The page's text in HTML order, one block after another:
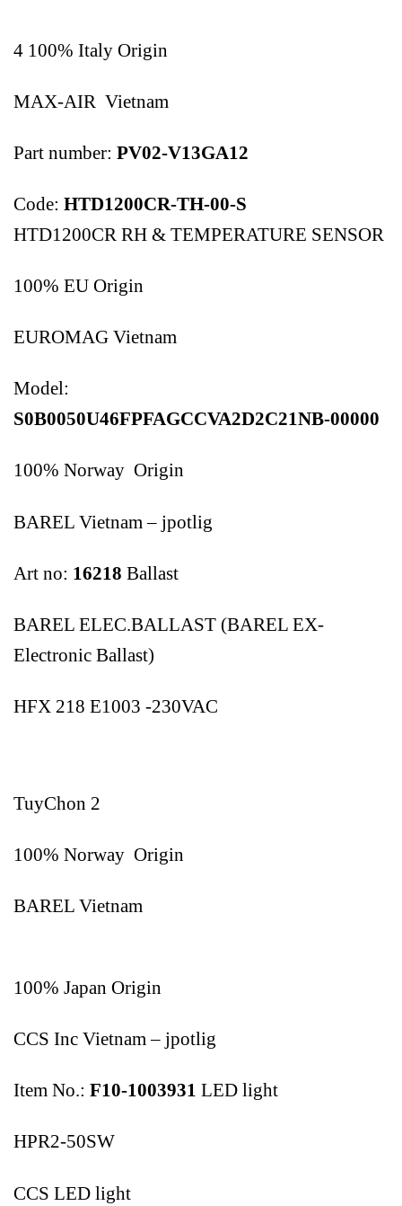
4 100% Italy Origin
MAX-AIR Vietnam
Part number: PV02-V13GA12
Code: HTD1200CR-TH-00-S
HTD1200CR RH & TEMPERATURE SENSOR
100% EU Origin
EUROMAG Vietnam
Model:
S0B0050U46FPFAGCCVA2D2C21NB-00000
100% Norway Origin
BAREL Vietnam – jpotlig
Art no: 16218 Ballast
BAREL ELEC.BALLAST (BAREL EX-
Electronic Ballast)
HFX 218 E1003 -230VAC
TuyChon 2
100% Norway Origin
BAREL Vietnam
100% Japan Origin
CCS Inc Vietnam – jpotlig
Item No.: F10-1003931 LED light
HPR2-50SW
CCS LED light